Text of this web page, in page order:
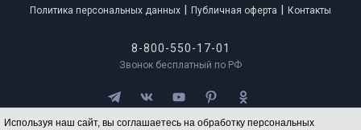
Используя наш сайт, вы соглашаетесь на обработку персональных
Политика персональных данных Публичная оферта Контакты
8-800-550-17-01
Звонок бесплатный по РФ